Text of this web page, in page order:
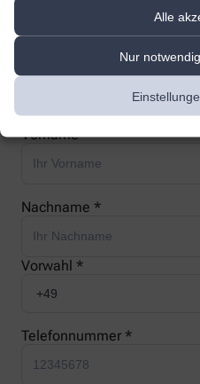
Alle
Nur
Jetzt schnell und einfach online
Besuch bei uns in der Apotheke
Anrede
Vorname *
Nachname *
Vorwahl *
Telefonnummer *